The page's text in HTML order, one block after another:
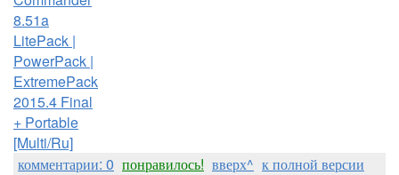
8.51a
LitePack |
PowerPack |
ExtremePack
2015.4 Final
+ Portable
[Multi/Ru]
комментарии: 0 понравилось! вверх^ к полной версии